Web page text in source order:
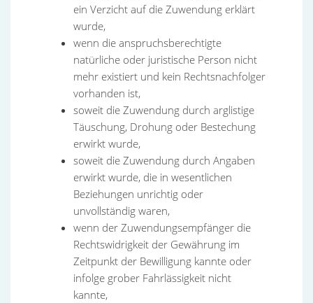
ein Verzicht auf die Zuwendung erklärt
wurde,
wenn die anspruchsberechtigte
natürliche oder juristische Person nicht
mehr existiert und kein Rechtsnachfolger
vorhanden ist,
soweit die Zuwendung durch arglistige
Täuschung, Drohung oder Bestechung
erwirkt wurde,
soweit die Zuwendung durch Angaben
erwirkt wurde, die in wesentlichen
Beziehungen unrichtig oder
unvollständig waren,
wenn der Zuwendungsempfänger die
Rechtswidrigkeit der Gewährung im
Zeitpunkt der Bewilligung kannte oder
infolge grober Fahrlässigkeit nicht
kannte,